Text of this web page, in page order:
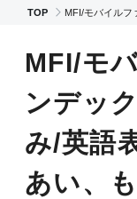
TOP MFI/モバイルフ
MFI/モ
ンデッ
み/英語
あい、